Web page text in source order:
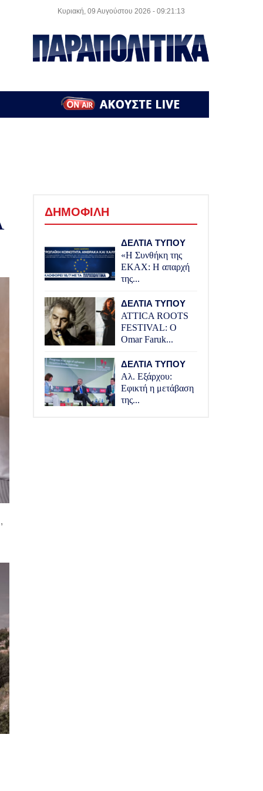
Κυριακή, 09 Αυγούστου 2026 - 09:21:13
ΔΗΜΟΦΙΛΗ
ΔΕΛΤΙΑ ΤΥΠΟΥ
«Η Συνθήκη της
ΕΚΑΧ: Η απαρχή
της...
ΔΕΛΤΙΑ ΤΥΠΟΥ
ATTICA ROOTS
FESTIVAL: Ο
Omar Faruk...
ΔΕΛΤΙΑ ΤΥΠΟΥ
Αλ. Εξάρχου:
Εφικτή η μετάβαση
της...